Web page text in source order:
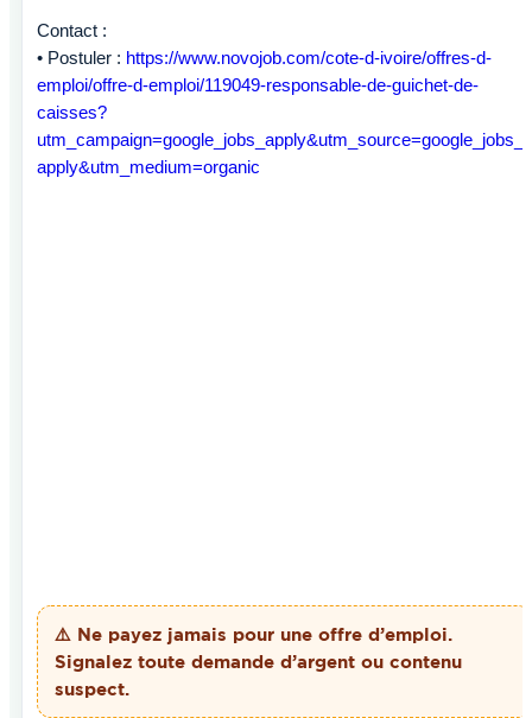
Contact :
• Postuler : https://www.novojob.com/cote-d-ivoire/offres-d-
emploi/offre-d-emploi/119049-responsable-de-guichet-de-
caisses?
utm_campaign=google_jobs_apply&utm_source=google_jobs_
apply&utm_medium=organic
⚠️ Ne payez jamais pour une offre d’emploi.
Signalez toute demande d’argent ou contenu
suspect.